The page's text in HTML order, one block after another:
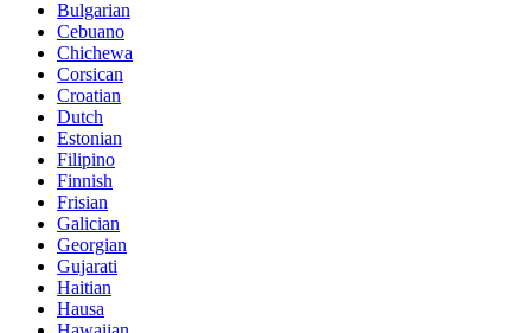
Bulgarian
Cebuano
Chichewa
Corsican
Croatian
Dutch
Estonian
Filipino
Finnish
Frisian
Galician
Georgian
Gujarati
Haitian
Hausa